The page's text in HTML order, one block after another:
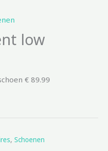
low
€ 89.99
, Schoenen